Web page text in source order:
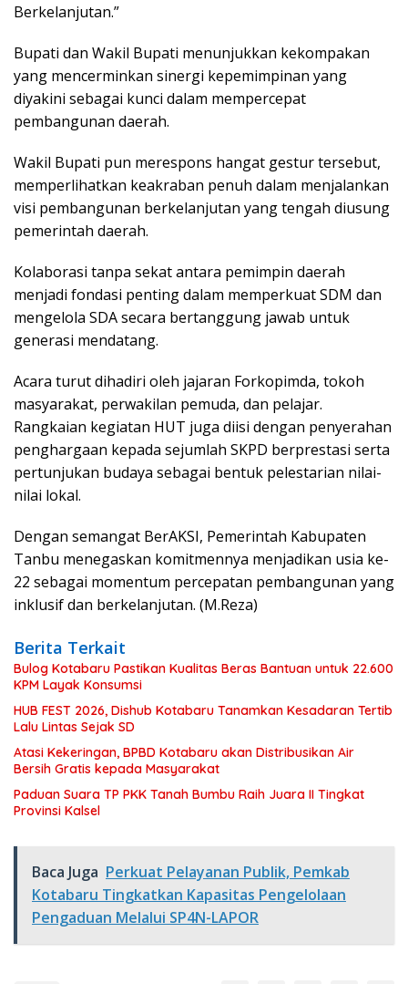
Berkelanjutan.”
Bupati dan Wakil Bupati menunjukkan kekompakan
yang mencerminkan sinergi kepemimpinan yang
diyakini sebagai kunci dalam mempercepat
pembangunan daerah.
Wakil Bupati pun merespons hangat gestur tersebut,
memperlihatkan keakraban penuh dalam menjalankan
visi pembangunan berkelanjutan yang tengah diusung
pemerintah daerah.
Kolaborasi tanpa sekat antara pemimpin daerah
menjadi fondasi penting dalam memperkuat SDM dan
mengelola SDA secara bertanggung jawab untuk
generasi mendatang.
Acara turut dihadiri oleh jajaran Forkopimda, tokoh
masyarakat, perwakilan pemuda, dan pelajar.
Rangkaian kegiatan HUT juga diisi dengan penyerahan
penghargaan kepada sejumlah SKPD berprestasi serta
pertunjukan budaya sebagai bentuk pelestarian nilai-
nilai lokal.
Dengan semangat BerAKSI, Pemerintah Kabupaten
Tanbu menegaskan komitmennya menjadikan usia ke-
22 sebagai momentum percepatan pembangunan yang
inklusif dan berkelanjutan. (M.Reza)
Berita Terkait
Bulog Kotabaru Pastikan Kualitas Beras Bantuan untuk 22.600
KPM Layak Konsumsi
HUB FEST 2026, Dishub Kotabaru Tanamkan Kesadaran Tertib
Lalu Lintas Sejak SD
Atasi Kekeringan, BPBD Kotabaru akan Distribusikan Air
Bersih Gratis kepada Masyarakat
Paduan Suara TP PKK Tanah Bumbu Raih Juara II Tingkat
Provinsi Kalsel
Baca Juga Perkuat Pelayanan Publik, Pemkab
Kotabaru Tingkatkan Kapasitas Pengelolaan
Pengaduan Melalui SP4N-LAPOR